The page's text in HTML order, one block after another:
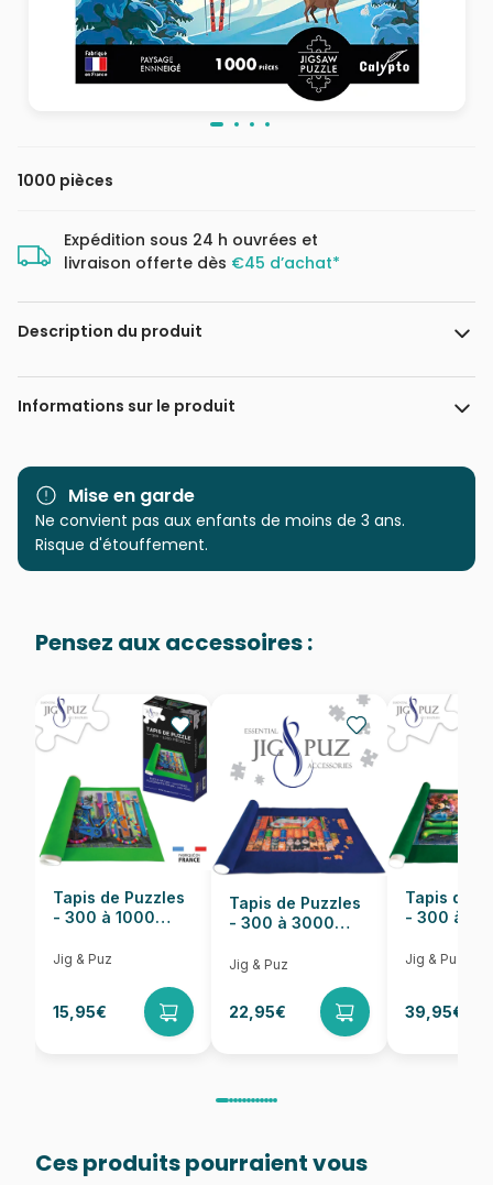
1000 pièces
Expédition sous 24 h ouvrées et
livraison offerte dès €45 d’achat*
Description du produit
Création Véronique Debroise
Avec 1000 pièces toutes différentes, une qualité
d'impression issue des dernières technologies permettant
des bleus et des verts, un toucher soyeux, des boîtes plus
compactes et une fabrication Française, pour limiter
l'empreinte carbone, la gamme Calypto propose un
véritable renouveau dans le monde des puzzles.
Informations sur le produit
Marque Calypto
Catégorie Puzzles - Montagnes
Age
Puzzle pour Adultes (500 à
Provenance Puzzles fabriqués en France
EAN 3373910072014
Nombre de pièces 1000 pièces
Dimensions 68 x 48 cm
Mise en garde
Ne convient pas aux enfants de moins de 3 ans.
Risque d'étouffement.
Pensez aux accessoires :
Tapis de Puzzles
- 300 à 1000
Jig & Puz
15,95€
Tapis de Puzzles
- 300 à 3000
Jig & Puz
22,95€
Tapis de
- 300 à
Jig & Puz
39,95€
Ces produits pourraient vous